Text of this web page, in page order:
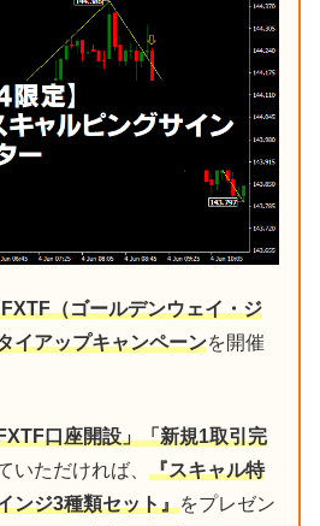
（ゴールデンウェイ・ジ
イアップキャンペーンを開催
口座開設」「新規1取引完
いただければ、 『スキャル特
ンジ3種類セット』をプレゼン